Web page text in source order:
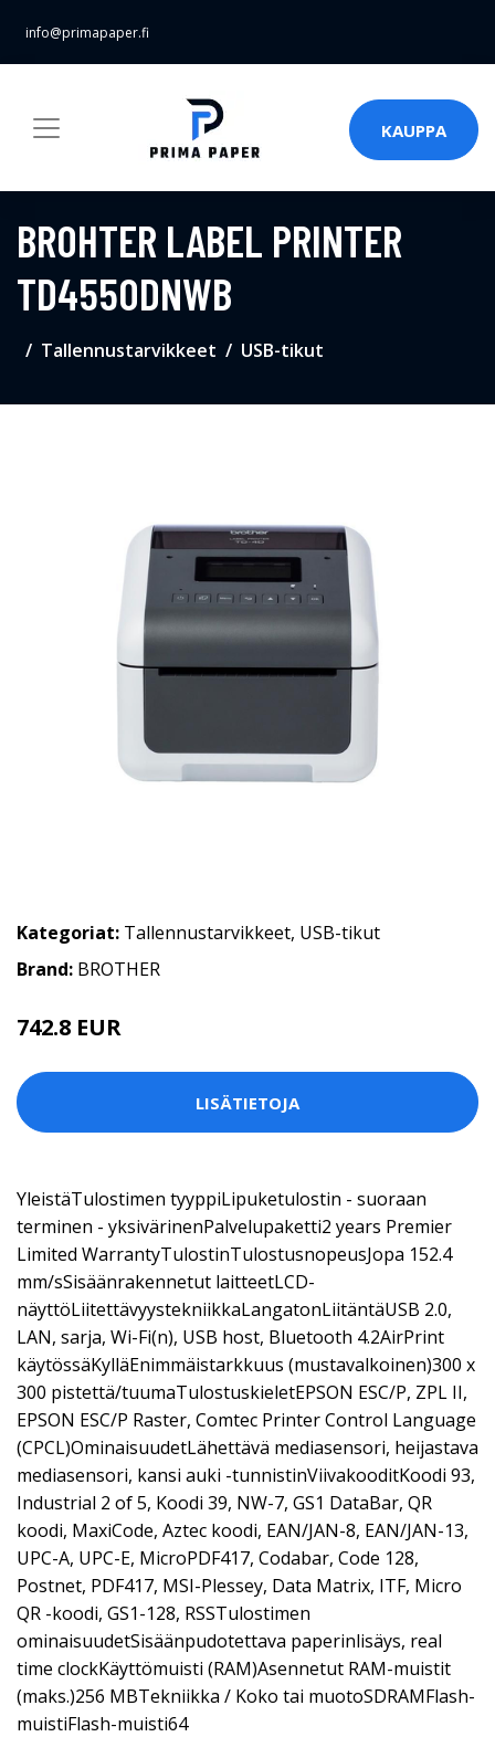
info@primapaper.fi
KAUPPA
BROHTER LABEL PRINTER
TD4550DNWB
Tallennustarvikkeet USB-tikut
Kategoriat: Tallennustarvikkeet, USB-tikut
Brand: BROTHER
742.8 EUR
LISÄTIETOJA
YleistäTulostimen tyyppiLipuketulostin - suoraan
terminen - yksivärinenPalvelupaketti2 years Premier
Limited WarrantyTulostinTulostusnopeusJopa 152.4
mm/sSisäänrakennetut laitteetLCD-
näyttöLiitettävyystekniikkaLangatonLiitäntäUSB 2.0,
LAN, sarja, Wi-Fi(n), USB host, Bluetooth 4.2AirPrint
käytössäKylläEnimmäistarkkuus (mustavalkoinen)300 x
300 pistettä/tuumaTulostuskieletEPSON ESC/P, ZPL II,
EPSON ESC/P Raster, Comtec Printer Control Language
(CPCL)OminaisuudetLähettävä mediasensori, heijastava
mediasensori, kansi auki -tunnistinViivakooditKoodi 93,
Industrial 2 of 5, Koodi 39, NW-7, GS1 DataBar, QR
koodi, MaxiCode, Aztec koodi, EAN/JAN-8, EAN/JAN-13,
UPC-A, UPC-E, MicroPDF417, Codabar, Code 128,
Postnet, PDF417, MSI-Plessey, Data Matrix, ITF, Micro
QR -koodi, GS1-128, RSSTulostimen
ominaisuudetSisäänpudotettava paperinlisäys, real
time clockKäyttömuisti (RAM)Asennetut RAM-muistit
(maks.)256 MBTekniikka / Koko tai muotoSDRAMFlash-
muistiFlash-muisti64